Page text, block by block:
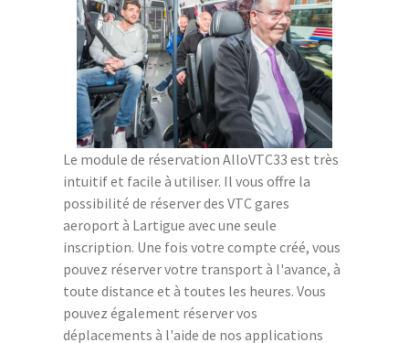
Le module de réservation AlloVTC33 est très
intuitif et facile à utiliser. Il vous offre la
possibilité de réserver des VTC gares
aeroport à Lartigue avec une seule
inscription. Une fois votre compte créé, vous
pouvez réserver votre transport à l'avance, à
toute distance et à toutes les heures. Vous
pouvez également réserver vos
déplacements à l'aide de nos applications